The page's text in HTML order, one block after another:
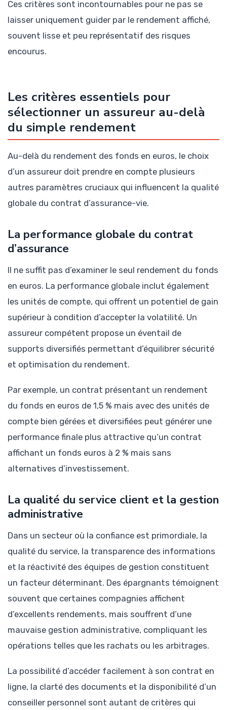
Ces critères sont incontournables pour ne pas se
laisser uniquement guider par le rendement affiché,
souvent lisse et peu représentatif des risques
encourus.
Les critères essentiels pour
sélectionner un assureur au-delà
du simple rendement
Au-delà du rendement des fonds en euros, le choix
d’un assureur doit prendre en compte plusieurs
autres paramètres cruciaux qui influencent la qualité
globale du contrat d’assurance-vie.
La performance globale du contrat
d’assurance
Il ne suffit pas d’examiner le seul rendement du fonds
en euros. La performance globale inclut également
les unités de compte, qui offrent un potentiel de gain
supérieur à condition d’accepter la volatilité. Un
assureur compétent propose un éventail de
supports diversifiés permettant d’équilibrer sécurité
et optimisation du rendement.
Par exemple, un contrat présentant un rendement
du fonds en euros de 1,5 % mais avec des unités de
compte bien gérées et diversifiées peut générer une
performance finale plus attractive qu’un contrat
affichant un fonds euros à 2 % mais sans
alternatives d’investissement.
La qualité du service client et la gestion
administrative
Dans un secteur où la confiance est primordiale, la
qualité du service, la transparence des informations
et la réactivité des équipes de gestion constituent
un facteur déterminant. Des épargnants témoignent
souvent que certaines compagnies affichent
d’excellents rendements, mais souffrent d’une
mauvaise gestion administrative, compliquant les
opérations telles que les rachats ou les arbitrages.
La possibilité d’accéder facilement à son contrat en
ligne, la clarté des documents et la disponibilité d’un
conseiller personnel sont autant de critères qui